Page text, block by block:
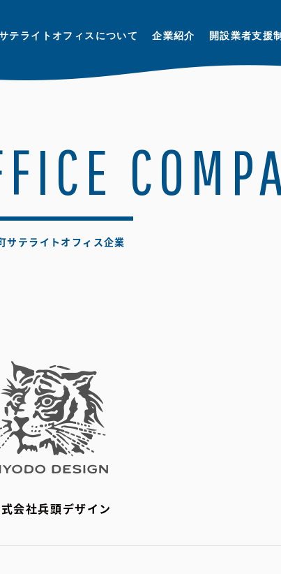
テライトオフィスについて 企業紹介 開設業者支援
サテライトオフィス企業
会社兵頭デザイン